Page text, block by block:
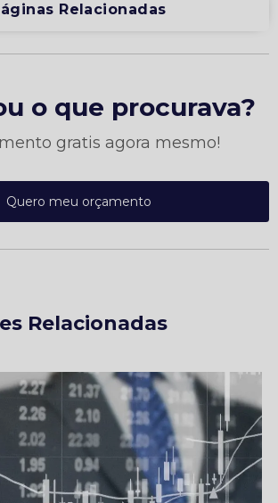
Relacionadas
o que procurava?
gratis agora mesmo!
Quero meu orçamento
Relacionadas